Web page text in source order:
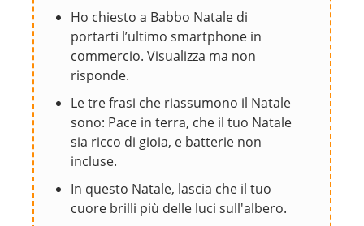
Ho chiesto a Babbo Natale di
portarti l’ultimo smartphone in
commercio. Visualizza ma non
risponde.
Le tre frasi che riassumono il Natale
sono: Pace in terra, che il tuo Natale
sia ricco di gioia, e batterie non
incluse.
In questo Natale, lascia che il tuo
cuore brilli più delle luci sull'albero.